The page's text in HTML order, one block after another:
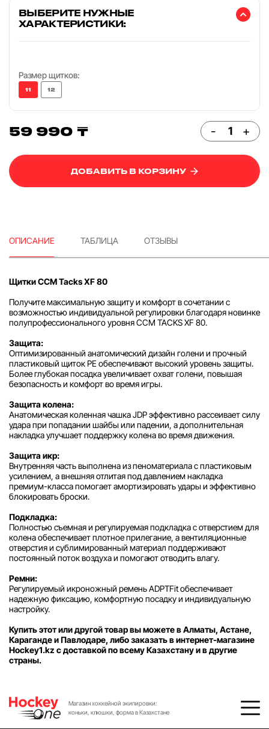
ВЫБЕРИТЕ НУЖНЫЕ
ХАРАКТЕРИСТИКИ:
Размер щитков:
11 12
59 990 ₸ - +
ДОБАВИТЬ В КОРЗИНУ
ОПИСАНИЕ ТАБЛИЦА ОТЗЫВЫ
Щитки CCM Tacks XF 80
Получите максимальную защиту и комфорт в сочетании с
возможностью индивидуальной регулировки благодаря новинке
полупрофессионального уровня CCM TACKS XF 80.
Защита:
Оптимизированный анатомический дизайн голени и прочный
пластиковый щиток PE обеспечивают высокий уровень защиты.
Более глубокая посадка увеличивает охват голени, повышая
безопасность и комфорт во время игры.
Защита колена:
Анатомическая коленная чашка JDP эффективно рассеивает силу
удара при попадании шайбы или падении, а дополнительная
накладка улучшает поддержку колена во время движения.
Защита икр:
Внутренняя часть выполнена из пеноматериала с пластиковым
усилением, а внешняя отлитая под давлением накладка
премиум-класса помогает амортизировать удары и эффективно
блокировать броски.
Подкладка:
Полностью съемная и регулируемая подкладка с отверстием для
колена обеспечивает плотное прилегание, а вентиляционные
отверстия и сублимированный материал поддерживают
постоянный поток воздуха и помогают отводить влагу.
Ремни:
Регулируемый икроножный ремень ADPTFit обеспечивает
надежную фиксацию, комфортную посадку и индивидуальную
настройку.
Купить этот или другой товар вы можете в Алматы, Астане,
Караганде и Павлодаре, либо заказать в интернет-магазине
Hockey1.kz с доставкой по всему Казахстану и в другие
страны.
Магазин хоккейной экипировки:
коньки, клюшки, форма в Казахстане